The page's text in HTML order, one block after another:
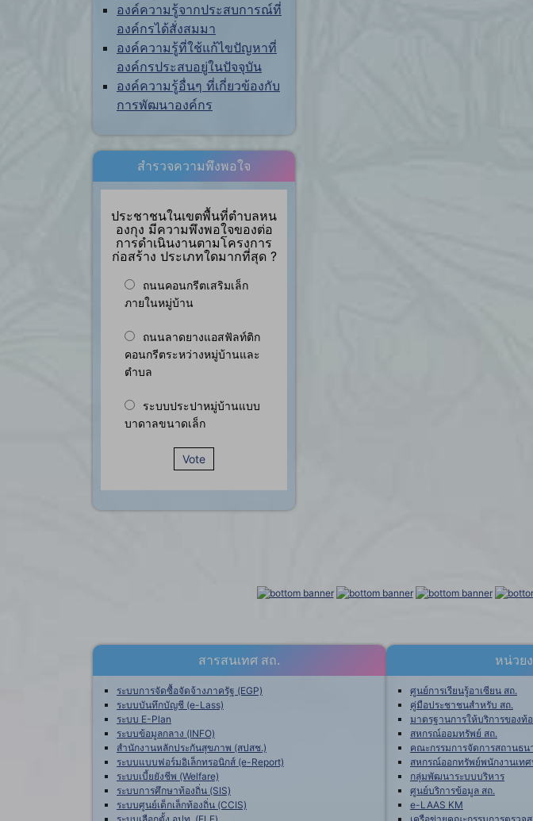
องค์ความรู้จากประสบการณ์ที่
องค์กรได้สั่งสมมา
องค์ความรู้ที่ใช้แก้ไขปัญหาที่
องค์กรประสบอยู่ในปัจจุบัน
องค์ความรู้อื่นๆ ที่เกี่ยวข้องกับ
การพัฒนาองค์กร
สำรวจความพึงพอใจ
ประชาชนในเขตพื้นที่ตำบลหน
องกุง มีความพึงพอใจของต่อ
การดำเนินงานตามโครงการ
ก่อสร้าง ประเภทใดมากที่สุด ?
ถนนคอนกรีตเสริมเล็ก
ภายในหมู่บ้าน
ถนนลาดยางแอสฟัลท์ติก
คอนกรีตระหว่างหมู่บ้านและ
ตำบล
ระบบประปาหมู่บ้านแบบ
บาดาลขนาดเล็ก
Vote
สารสนเทศ สถ.
ระบบการจัดซื้อจัดจ้างภาครัฐ (EGP)
ระบบบันทึกบัญชี (e-Lass)
ระบบ E-Plan
ระบบข้อมูลกลาง (INFO)
สำนักงานหลักประกันสุขภาพ (สปสช.)
ระบบแบบฟอร์มอิเล็กทรอนิกส์ (e-Report)
ระบบเบี้ยยังชีพ (Welfare)
ระบบการศึกษาท้องถิ่น (SIS)
ระบบศูนย์เด็กเล็กท้องถิ่น (CCIS)
ระบบเลือกตั้ง อปท. (ELE)
หน่วย
ศูนย์การเรียนรู้อาเซียน สถ.
คู่มือประชาชนสำหรับ สถ.
มาตรฐานการให้บริการของท้
สหกรณ์ออมทรัพย์ สถ.
คณะกรรมการจัดการสถานธน
สหกรณ์ออกทรัพย์พนักงานเท
กลุ่มพัฒนาระบบบริหาร
ศูนย์บริการข้อมูล สถ.
e-LAAS KM
เครือข่ายคณะกรรมการตรวจ